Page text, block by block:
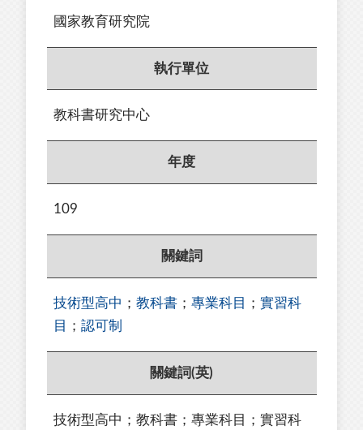
國家教育研究院
執行單位
教科書研究中心
年度
109
關鍵詞
技術型高中 ； 教科書 ； 專業科目 ； 實習科
目
； 認可制
關鍵詞(英)
技術型高中；教科書；專業科目；實習科